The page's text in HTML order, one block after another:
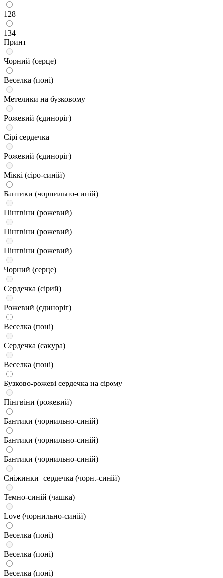
128
134
Принт
Чорний (серце)
Веселка (поні)
Метелики на бузковому
Рожевий (єдиноріг)
Сірі сердечка
Рожевий (єдиноріг)
Міккі (сіро-синій)
Бантики (чорнильно-синій)
Пінгвіни (рожевий)
Пінгвіни (рожевий)
Пінгвіни (рожевий)
Чорний (серце)
Сердечка (сірий)
Рожевий (єдиноріг)
Веселка (поні)
Сердечка (сакура)
Веселка (поні)
Бузково-рожеві сердечка на сірому
Пінгвіни (рожевий)
Бантики (чорнильно-синій)
Бантики (чорнильно-синій)
Бантики (чорнильно-синій)
Сніжинки+сердечка (чорн.-синій)
Темно-синій (чашка)
Love (чорнильно-синій)
Веселка (поні)
Веселка (поні)
Веселка (поні)